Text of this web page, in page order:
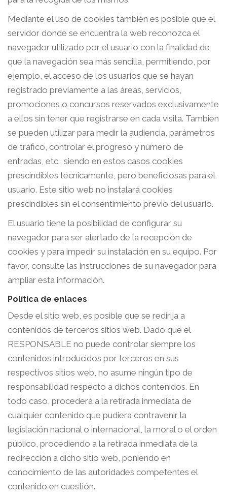
Mediante el uso de cookies también es posible que el
servidor donde se encuentra la web reconozca el
navegador utilizado por el usuario con la finalidad de
que la navegación sea más sencilla, permitiendo, por
ejemplo, el acceso de los usuarios que se hayan
registrado previamente a las áreas, servicios,
promociones o concursos reservados exclusivamente
a ellos sin tener que registrarse en cada visita. También
se pueden utilizar para medir la audiencia, parámetros
de tráfico, controlar el progreso y número de
entradas, etc., siendo en estos casos cookies
prescindibles técnicamente, pero beneficiosas para el
usuario. Este sitio web no instalará cookies
prescindibles sin el consentimiento previo del usuario.
El usuario tiene la posibilidad de configurar su
navegador para ser alertado de la recepción de
cookies y para impedir su instalación en su equipo. Por
favor, consulte las instrucciones de su navegador para
ampliar esta información.
Política de enlaces
Desde el sitio web, es posible que se redirija a
contenidos de terceros sitios web. Dado que el
RESPONSABLE no puede controlar siempre los
contenidos introducidos por terceros en sus
respectivos sitios web, no asume ningún tipo de
responsabilidad respecto a dichos contenidos. En
todo caso, procederá a la retirada inmediata de
cualquier contenido que pudiera contravenir la
legislación nacional o internacional, la moral o el orden
público, procediendo a la retirada inmediata de la
redirección a dicho sitio web, poniendo en
conocimiento de las autoridades competentes el
contenido en cuestión.